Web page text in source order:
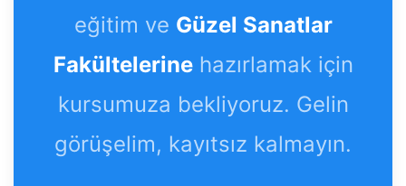
eğitim ve Güzel Sanatlar
Fakültelerinehazırlamak için
kursumuza bekliyoruz. Gelin
görüşelim, kayıtsız kalmayın.